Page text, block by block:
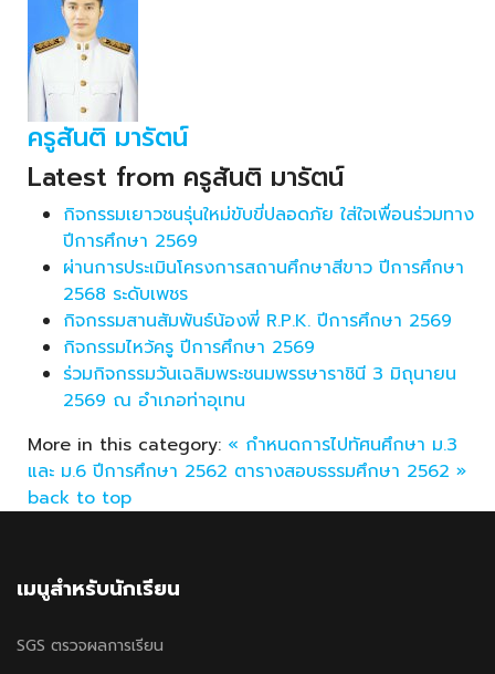
ครูสันติ มารัตน์
Latest from ครูสันติ มารัตน์
กิจกรรมเยาวชนรุ่นใหม่ขับขี่ปลอดภัย ใส่ใจเพื่อนร่วมทาง
ปีการศึกษา 2569
ผ่านการประเมินโครงการสถานศึกษาสีขาว ปีการศึกษา
2568 ระดับเพชร
กิจกรรมสานสัมพันธ์น้องพี่ R.P.K. ปีการศึกษา 2569
กิจกรรมไหว้ครู ปีการศึกษา 2569
ร่วมกิจกรรมวันเฉลิมพระชนมพรรษาราชินี 3 มิถุนายน
2569 ณ อำเภอท่าอุเทน
More in this category: « กำหนดการไปทัศนศึกษา ม.3
และ ม.6 ปีการศึกษา 2562 ตารางสอบธรรมศึกษา 2562 »
back to top
เมนูสำหรับนักเรียน
SGS ตรวจผลการเรียน